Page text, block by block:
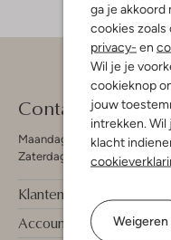
ga je akkoord
cookies zoals
privacy- en
Wil je je
cookieknop
jouw
intrekken.
klacht
Weigeren
Contact
Maandag - Vrijdag 09:00 -
Zaterdag 09:00 - 17:00 uur
Klantenservice
Account